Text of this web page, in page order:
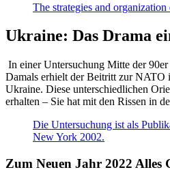
The strategies and
Ukraine: Das Drama
In einer Untersuchung Mitte der
Damals erhielt der Beitritt zur NATO
Ukraine. Diese unterschiedlichen
erhalten – Sie hat mit den Rissen in
Die Untersuchung ist als
New York 2002.
Zum Neuen Jahr 2022 Alles